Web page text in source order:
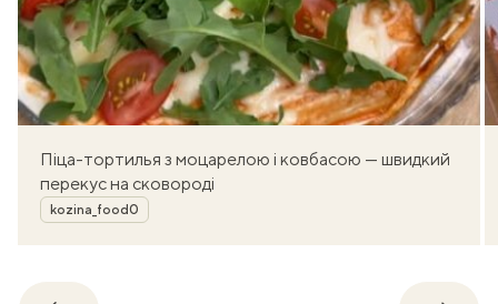
Піца-тортилья з моцарелою і ковбасою — швидкий
перекус на сковороді
Автор
kozina_food0